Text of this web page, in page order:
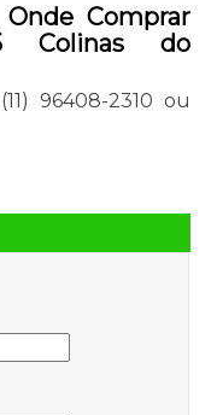
Comprar
Colinas do
(11) 96408-2310 ou